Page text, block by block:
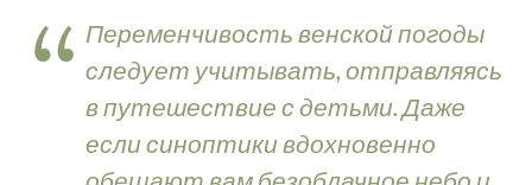
Переменчивость венской погоды
следует учитывать, отправляясь
в путешествие с детьми. Даже
если синоптики вдохновенно